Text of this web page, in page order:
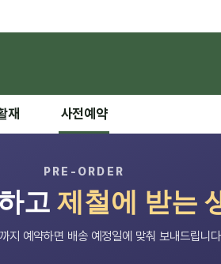
재 사전예약
PRE-ORDER
고제철에 받는
지 예약하면 배송 예정일에 맞춰 보내드립니